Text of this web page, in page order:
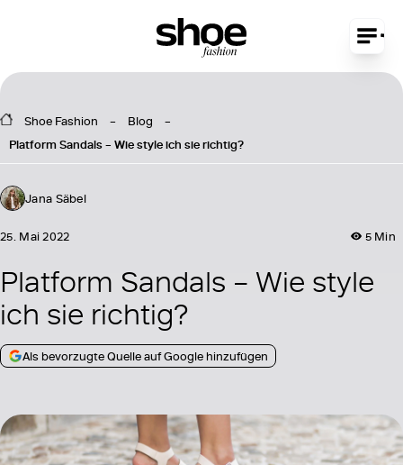
Shoe Fashion
Blog
Platform Sandals – Wie style ich sie richtig?
Jana Säbel
5 Min
25. Mai 2022
Platform Sandals – Wie style
ich sie richtig?
Als bevorzugte Quelle auf Google hinzufügen